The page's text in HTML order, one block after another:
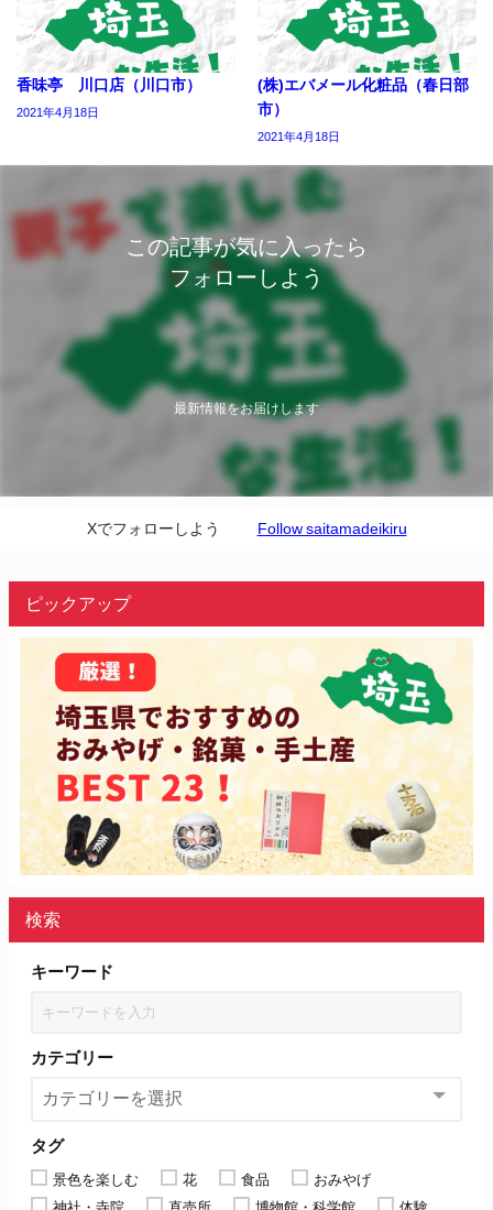
香味亭 川口店（川口市）
2021年4月18日
(株)エバメール化粧品（春日部
市）
2021年4月18日
この記事が気に入ったら
フォローしよう
最新情報をお届けします
Xでフォローしよう Follow saitamadeikiru
ピックアップ
検索
キーワード
カテゴリー
タグ
景色を楽しむ 花 食品
おみやげ
神社・寺院
直売所 博物館・科学館 体験